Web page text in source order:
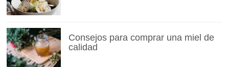
Consejos para comprar una miel de
calidad